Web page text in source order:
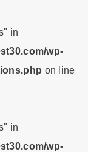
in
wp-
on line
in
wp-